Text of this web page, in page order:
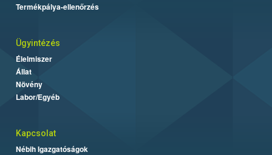
Termékpálya-ellenőrzés
Ügyintézés
Élelmiszer
Állat
Növény
Labor/Egyéb
Kapcsolat
Nébih Igazgatóságok